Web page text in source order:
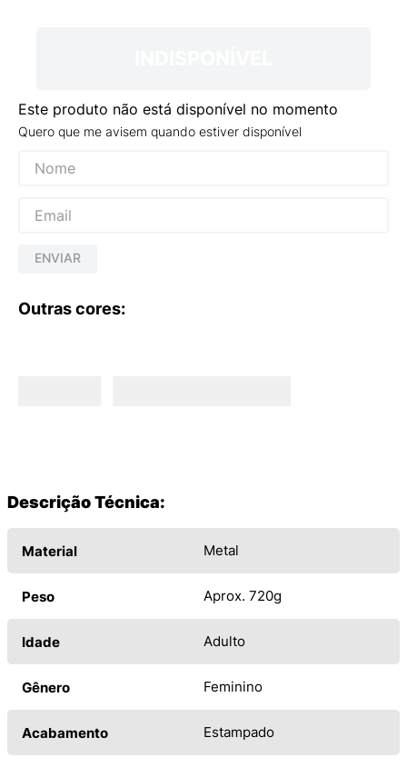
Este produto não está disponível no momento
Quero que me avisem quando estiver disponível
ENVIAR
Outras cores:
Descrição Técnica:
Material Metal
Peso Aprox. 720g
Idade Adulto
Gênero Feminino
Acabamento Estampado